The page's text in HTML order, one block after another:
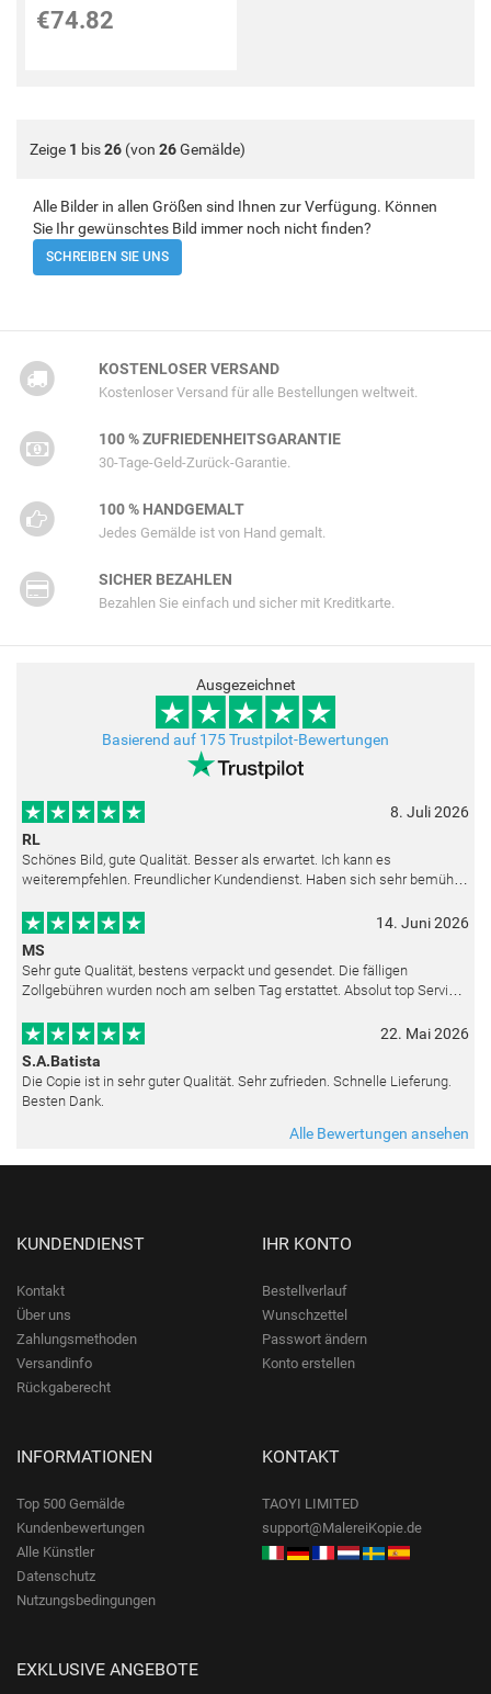
€74.82
Zeige 1 bis26 (von 26Gemälde)
Alle Bilder in allen Größen sind Ihnen zur Verfügung. Können
Sie Ihr gewünschtes Bild immer noch nicht finden?
SCHREIBEN SIE UNS
KOSTENLOSER VERSAND
Kostenloser Versand für alle Bestellungen weltweit.
100 % ZUFRIEDENHEITSGARANTIE
30-Tage-Geld-Zurück-Garantie.
100 % HANDGEMALT
Jedes Gemälde ist von Hand gemalt.
SICHER BEZAHLEN
Bezahlen Sie einfach und sicher mit Kreditkarte.
Ausgezeichnet
Basierend auf 175 Trustpilot-Bewertungen
8. Juli 2026
RL
Schönes Bild, gute Qualität. Besser als erwartet. Ich kann es
weiterempfehlen. Freundlicher Kundendienst. Haben sich sehr bemüht
14. Juni 2026
MS
Sehr gute Qualität, bestens verpackt und gesendet. Die fälligen
Zollgebühren wurden noch am selben Tag erstattet. Absolut top Service
22. Mai 2026
S.A.Batista
Die Copie ist in sehr guter Qualität. Sehr zufrieden. Schnelle Lieferung.
Besten Dank.
Alle Bewertungen ansehen
KUNDENDIENST
Kontakt
Über uns
Zahlungsmethoden
Versandinfo
Rückgaberecht
IHR KONTO
Bestellverlauf
Wunschzettel
Passwort ändern
Konto erstellen
INFORMATIONEN
Top 500 Gemälde
Kundenbewertungen
Alle Künstler
Datenschutz
Nutzungsbedingungen
KONTAKT
TAOYI LIMITED
support@MalereiKopie.de
EXKLUSIVE ANGEBOTE